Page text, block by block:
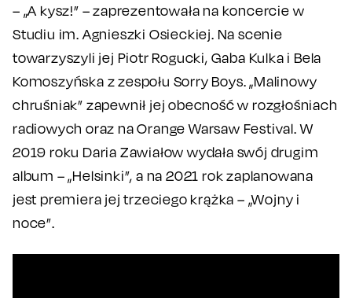
– „A kysz!” – zaprezentowała na koncercie w
Studiu im. Agnieszki Osieckiej. Na scenie
towarzyszyli jej Piotr Rogucki, Gaba Kulka i Bela
Komoszyńska z zespołu Sorry Boys. „Malinowy
chruśniak” zapewnił jej obecność w rozgłośniach
radiowych oraz na Orange Warsaw Festival. W
2019 roku Daria Zawiałow wydała swój drugim
album – „Helsinki”, a na 2021 rok zaplanowana
jest premiera jej trzeciego krążka – „Wojny i
noce”.